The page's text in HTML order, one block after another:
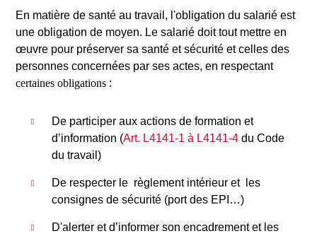
En matière de santé au travail, l'obligation du salarié est
une obligation de moyen. Le salarié doit tout mettre en
œuvre pour préserver sa santé et sécurité et celles des
personnes concernées par ses actes, en respectant
certaines obligations :
De participer aux actions de formation et
d’information (Art. L4141-1 à L4141-4du Code
du travail)
De respecter le règlement intérieur et les
consignes de sécurité (port des EPI…)
D'alerter et d’informer son encadrement et les